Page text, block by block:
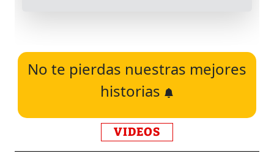
No te pierdas nuestras mejores
historias
VIDEOS